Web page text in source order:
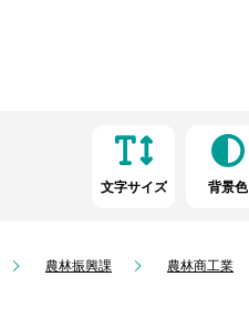
文字サイズ 背景色
農林振興課 農林商工業